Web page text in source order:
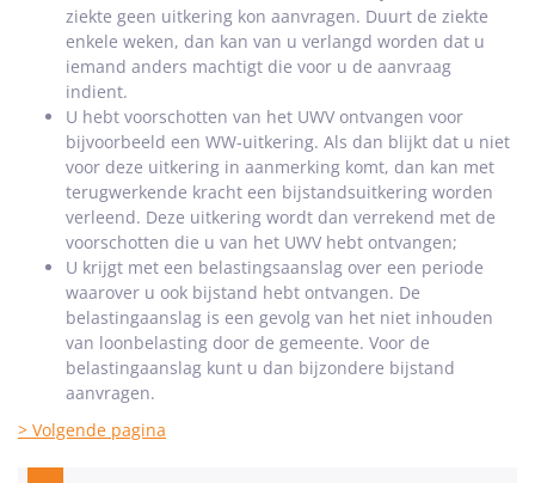
ziekte geen uitkering kon aanvragen. Duurt de ziekte
enkele weken, dan kan van u verlangd worden dat u
iemand anders machtigt die voor u de aanvraag
indient.
U hebt voorschotten van het UWV ontvangen voor
bijvoorbeeld een WW-uitkering. Als dan blijkt dat u niet
voor deze uitkering in aanmerking komt, dan kan met
terugwerkende kracht een bijstandsuitkering worden
verleend. Deze uitkering wordt dan verrekend met de
voorschotten die u van het UWV hebt ontvangen;
U krijgt met een belastingsaanslag over een periode
waarover u ook bijstand hebt ontvangen. De
belastingaanslag is een gevolg van het niet inhouden
van loonbelasting door de gemeente. Voor de
belastingaanslag kunt u dan bijzondere bijstand
aanvragen.
> Volgende pagina